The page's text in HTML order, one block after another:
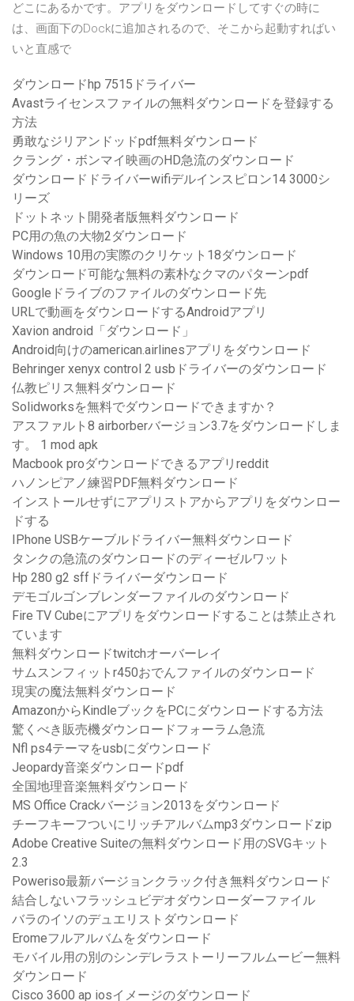
どこにあるかです。アプリをダウンロードしてすぐの時に
は、画面下のDockに追加されるので、そこから起動すればい
いと直感で
ダウンロードhp 7515ドライバー
Avastライセンスファイルの無料ダウンロードを登録する
方法
勇敢なジリアンドッドpdf無料ダウンロード
クラング・ボンマイ映画のHD急流のダウンロード
ダウンロードドライバーwifiデルインスピロン14 3000シ
リーズ
ドットネット開発者版無料ダウンロード
PC用の魚の大物2ダウンロード
Windows 10用の実際のクリケット18ダウンロード
ダウンロード可能な無料の素朴なクマのパターンpdf
Googleドライブのファイルのダウンロード先
URLで動画をダウンロードするAndroidアプリ
Xavion android「ダウンロード」
Android向けのamerican.airlinesアプリをダウンロード
Behringer xenyx control 2 usbドライバーのダウンロード
仏教ピリス無料ダウンロード
Solidworksを無料でダウンロードできますか？
アスファルト8 airborberバージョン3.7をダウンロードしま
す。 1 mod apk
Macbook proダウンロードできるアプリreddit
ハノンピアノ練習PDF無料ダウンロード
インストールせずにアプリストアからアプリをダウンロー
ドする
IPhone USBケーブルドライバー無料ダウンロード
タンクの急流のダウンロードのディーゼルワット
Hp 280 g2 sffドライバーダウンロード
デモゴルゴンブレンダーファイルのダウンロード
Fire TV Cubeにアプリをダウンロードすることは禁止され
ています
無料ダウンロードtwitchオーバーレイ
サムスンフィットr450おでんファイルのダウンロード
現実の魔法無料ダウンロード
AmazonからKindleブックをPCにダウンロードする方法
驚くべき販売機ダウンロードフォーラム急流
Nfl ps4テーマをusbにダウンロード
Jeopardy音楽ダウンロードpdf
全国地理音楽無料ダウンロード
MS Office Crackバージョン2013をダウンロード
チーフキーフついにリッチアルバムmp3ダウンロードzip
Adobe Creative Suiteの無料ダウンロード用のSVGキット
2.3
Poweriso最新バージョンクラック付き無料ダウンロード
結合しないフラッシュビデオダウンローダーファイル
バラのイソのデュエリストダウンロード
Eromeフルアルバムをダウンロード
モバイル用の別のシンデレラストーリーフルムービー無料
ダウンロード
Cisco 3600 ap iosイメージのダウンロード